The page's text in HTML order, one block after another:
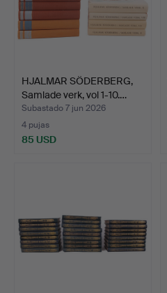
HJALMAR SÖDERBERG,
Samlade verk, vol 1-10.…
Subastado 7 jun 2026
4 pujas
85 USD